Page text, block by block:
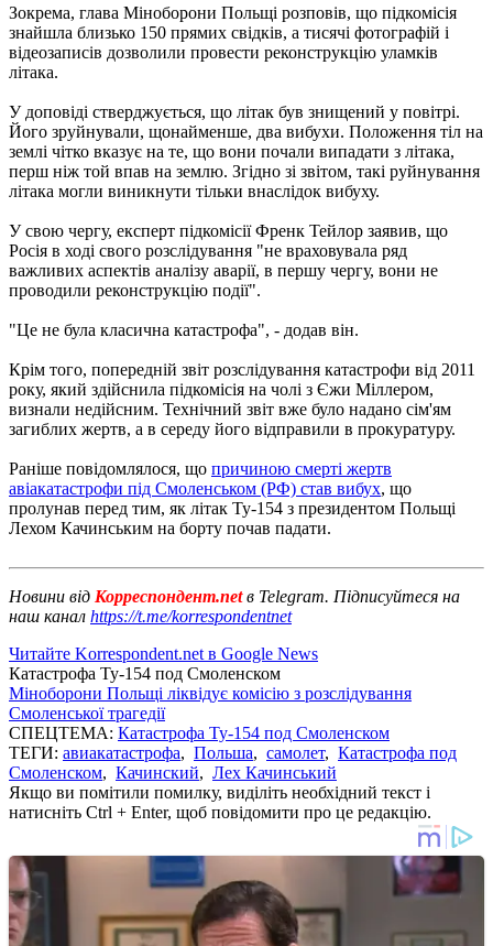
Зокрема, глава Міноборони Польщі розповів, що підкомісія
знайшла близько 150 прямих свідків, а тисячі фотографій і
відеозаписів дозволили провести реконструкцію уламків
літака.
У доповіді стверджується, що літак був знищений у повітрі.
Його зруйнували, щонайменше, два вибухи. Положення тіл на
землі чітко вказує на те, що вони почали випадати з літака,
перш ніж той впав на землю. Згідно зі звітом, такі руйнування
літака могли виникнути тільки внаслідок вибуху.
У свою чергу, експерт підкомісії Френк Тейлор заявив, що
Росія в ході свого розслідування "не враховувала ряд
важливих аспектів аналізу аварії, в першу чергу, вони не
проводили реконструкцію події".
"Це не була класична катастрофа", - додав він.
Крім того, попередній звіт розслідування катастрофи від 2011
року, який здійснила підкомісія на чолі з Єжи Міллером,
визнали недійсним. Технічний звіт вже було надано сім'ям
загиблих жертв, а в середу його відправили в прокуратуру.
Раніше повідомлялося, що причиною смерті жертв
авіакатастрофи під Смоленськом (РФ) став вибух, що
пролунав перед тим, як літак Ту-154 з президентом Польщі
Лехом Качинським на борту почав падати.
Новини від Корреспондент.netв Telegram. Підписуйтеся на
наш канал https://t.me/korrespondentnet
Читайте Korrespondent.net в Google News
Катастрофа Ту-154 под Смоленском
Міноборони Польщі ліквідує комісію з розслідування
Смоленської трагедії
СПЕЦТЕМА: Катастрофа Ту-154 под Смоленском
ТЕГИ: авиакатастрофа, Польша, самолет, Катастрофа под
Смоленском, Качинский, Лех Качинський
Якщо ви помітили помилку, виділіть необхідний текст і
натисніть Ctrl + Enter, щоб повідомити про це редакцію.